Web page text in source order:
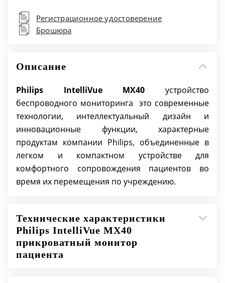
IntelliVue Information Center через сеть Wi-Fi
стандартов a/b/g
Регистрационное удостоверение
Брошюра
Описание
Philips IntelliVue MX40 устройство
беспроводного мониторинга это современные
технологии, интеллектуальный дизайн и
инновационные функции, характерные
продуктам компании Philips, объединенные в
легком и компактном устройстве для
комфортного сопровождения пациентов во
время их перемещения по учреждению.
Технические характеристики
Philips IntelliVue MX40
прикроватный монитор
пациента